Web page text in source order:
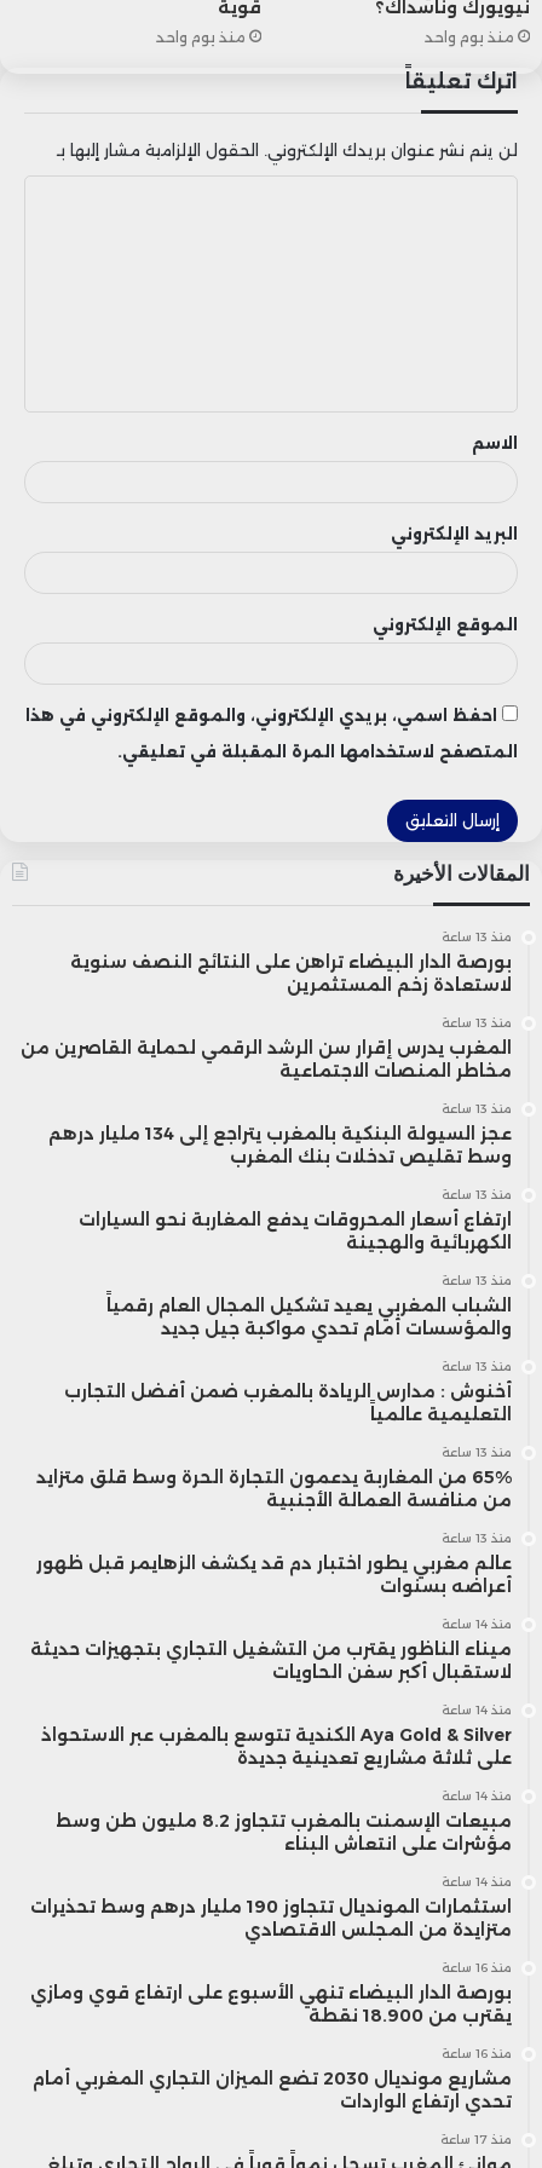
نيويورك وناسداك؟
منذ يوم واحد
قوية
منذ يوم واحد
اترك تعليقاً
لن يتم نشر عنوان بريدك الإلكتروني. الحقول الإلزامية مشار إليها بـ
ق
الاسم
البريد الإلكتروني
الموقع الإلكتروني
احفظ اسمي، بريدي الإلكتروني، والموقع الإلكتروني في هذا
المتصفح لاستخدامها المرة المقبلة في تعليقي.
المقالات الأخيرة
منذ 13 ساعة
بورصة الدار البيضاء تراهن على النتائج النصف سنوية
لاستعادة زخم المستثمرين
منذ 13 ساعة
المغرب يدرس إقرار سن الرشد الرقمي لحماية القاصرين من
مخاطر المنصات الاجتماعية
منذ 13 ساعة
عجز السيولة البنكية بالمغرب يتراجع إلى 134 مليار درهم
وسط تقليص تدخلات بنك المغرب
منذ 13 ساعة
ارتفاع أسعار المحروقات يدفع المغاربة نحو السيارات
الكهربائية والهجينة
منذ 13 ساعة
الشباب المغربي يعيد تشكيل المجال العام رقمياً
والمؤسسات أمام تحدي مواكبة جيل جديد
منذ 13 ساعة
أخنوش : مدارس الريادة بالمغرب ضمن أفضل التجارب
التعليمية عالمياً
منذ 13 ساعة
65% من المغاربة يدعمون التجارة الحرة وسط قلق متزايد
من منافسة العمالة الأجنبية
منذ 13 ساعة
عالم مغربي يطور اختبار دم قد يكشف الزهايمر قبل ظهور
أعراضه بسنوات
منذ 14 ساعة
ميناء الناظور يقترب من التشغيل التجاري بتجهيزات حديثة
لاستقبال أكبر سفن الحاويات
منذ 14 ساعة
Aya Gold & Silver الكندية تتوسع بالمغرب عبر الاستحواذ
على ثلاثة مشاريع تعدينية جديدة
منذ 14 ساعة
مبيعات الإسمنت بالمغرب تتجاوز 8.2 مليون طن وسط
مؤشرات على انتعاش البناء
منذ 14 ساعة
استثمارات المونديال تتجاوز 190 مليار درهم وسط تحذيرات
متزايدة من المجلس الاقتصادي
منذ 16 ساعة
بورصة الدار البيضاء تنهي الأسبوع على ارتفاع قوي ومازي
يقترب من 18.900 نقطة
منذ 16 ساعة
مشاريع مونديال 2030 تضع الميزان التجاري المغربي أمام
تحدي ارتفاع الواردات
منذ 17 ساعة